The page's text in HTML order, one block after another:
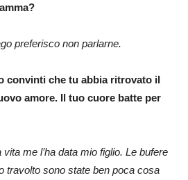
preferisco non parlarne.
convinti che tu abbia ritrovato il
amore. Il tuo cuore batte per
me l’ha data mio figlio. Le bufere
travolto sono state ben poca cosa